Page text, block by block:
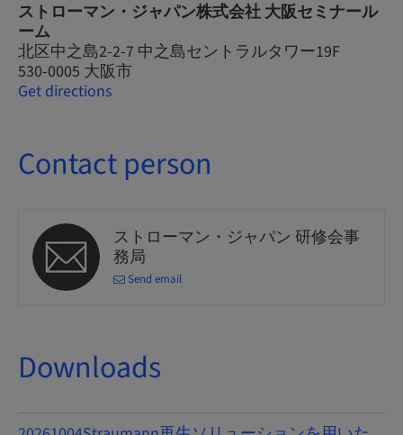
ストローマン・ジャパン株式会社 大阪セミナール
ーム
北区中之島2-2-7 中之島セントラルタワー19F
530-0005 大阪市
Get directions
Contact person
ストローマン・ジャパン 研修会事
務局
Send email
Downloads